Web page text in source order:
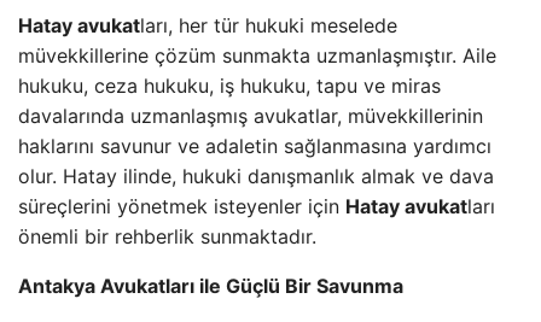
Hatay avukatları, her tür hukuki meselede
müvekkillerine çözüm sunmakta uzmanlaşmıştır. Aile
hukuku, ceza hukuku, iş hukuku, tapu ve miras
davalarında uzmanlaşmış avukatlar, müvekkillerinin
haklarını savunur ve adaletin sağlanmasına yardımcı
olur. Hatay ilinde, hukuki danışmanlık almak ve dava
süreçlerini yönetmek isteyenler için Hatay avukatları
önemli bir rehberlik sunmaktadır.
Antakya Avukatları ile Güçlü Bir Savunma